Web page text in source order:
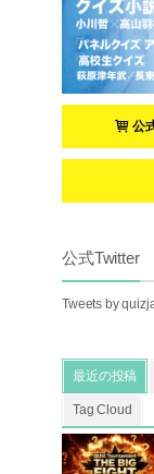
公
公式Twitter
Tweets by
最近の投稿
Tag Cloud